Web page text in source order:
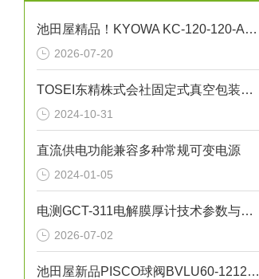
池田屋精品！KYOWA KC-120-120-A1-11 线应变片
2026-07-20
TOSEI东精株式会社固定式真空包装机（液晶触摸屏型）“V-856W”
2024-10-31
直流供电功能兼容多种常规可变电源
2024-01-05
电测GCT-311电解膜厚计技术参数与应用解析
2026-07-02
池田屋新品PISCO球阀BVLU60-1212正式发布